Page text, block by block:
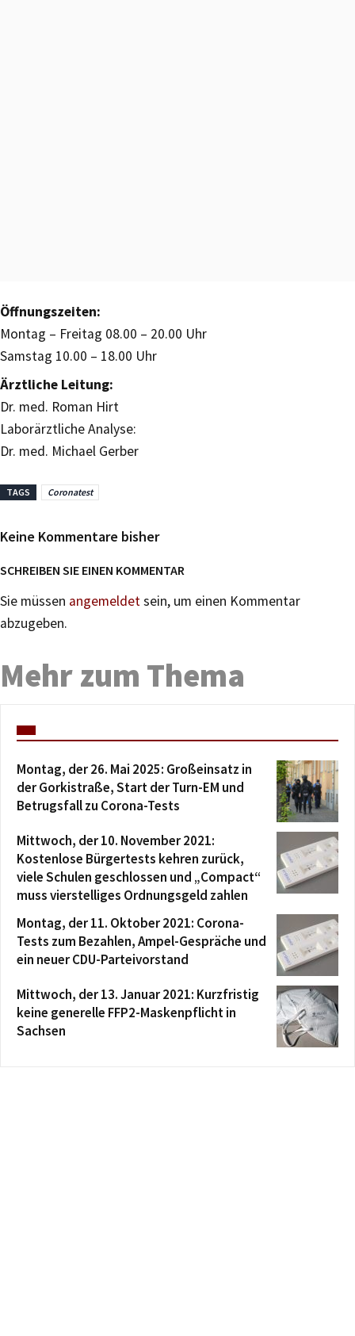
Öffnungszeiten:
Montag – Freitag 08.00 – 20.00 Uhr
Samstag 10.00 – 18.00 Uhr
Ärztliche Leitung:
Dr. med. Roman Hirt
Laborärztliche Analyse:
Dr. med. Michael Gerber
TAGS Coronatest
Keine Kommentare bisher
SCHREIBEN SIE EINEN KOMMENTAR
Sie müssen angemeldetsein, um einen Kommentar
abzugeben.
Mehr zum Thema
Montag, der 26. Mai 2025: Großeinsatz in
der Gorkistraße, Start der Turn-EM und
Betrugsfall zu Corona-Tests
Mittwoch, der 10. November 2021:
Kostenlose Bürgertests kehren zurück,
viele Schulen geschlossen und „Compact“
muss vierstelliges Ordnungsgeld zahlen
Montag, der 11. Oktober 2021: Corona-
Tests zum Bezahlen, Ampel-Gespräche und
ein neuer CDU-Parteivorstand
Mittwoch, der 13. Januar 2021: Kurzfristig
keine generelle FFP2-Maskenpflicht in
Sachsen